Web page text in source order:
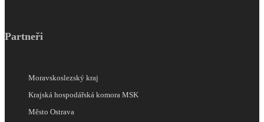
Partneři
Moravskoslezský kraj
Krajská hospodářská komora MSK
Město Ostrava